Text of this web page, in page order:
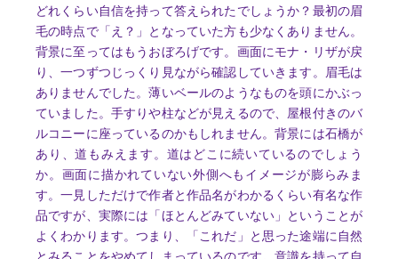
どれくらい自信を持って答えられたでしょうか？最初の眉
毛の時点で「え？」となっていた方も少なくありません。
背景に至ってはもうおぼろげです。画面にモナ・リザが戻
り、一つずつじっくり見ながら確認していきます。眉毛は
ありませんでした。薄いベールのようなものを頭にかぶっ
ていました。手すりや柱などが見えるので、屋根付きのバ
ルコニーに座っているのかもしれません。背景には石橋が
あり、道もみえます。道はどこに続いているのでしょう
か。画面に描かれていない外側へもイメージが膨らみま
す。一見しただけで作者と作品名がわかるくらい有名な作
品ですが、実際には「ほとんどみていない」ということが
よくわかります。つまり、「これだ」と思った途端に自然